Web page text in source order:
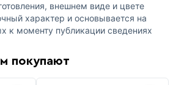
внешнем виде и цвете
характер и основывается на
к моменту публикации сведениях
покупают